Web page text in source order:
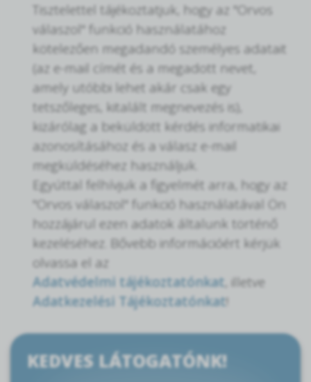
Tisztelettel tájékoztatjuk, hogy az "Orvos
válaszol" funkció használatához
kötelezően megadandó személyes adatait
(az e-mail címét és a megadott nevet,
amely utóbbi lehet akár csak egy
tetszőleges, kitalált megnevezés is),
kizárólag a beküldött kérdés informatikai
azonosításához és a válasz e-mail
megküldéséhez használjuk.
Egyúttal felhívjuk a figyelmét arra, hogy az
"Orvos válaszol" funkció használatával Ön
hozzájárul ezen adatok általunk történő
kezeléséhez. Bővebb információért kérjük
olvassa el az
Adatvédelmi tájékoztatónkat , illetve
Adatkezelési Tájékoztatónkat!
KEDVES LÁTOGATÓNK!